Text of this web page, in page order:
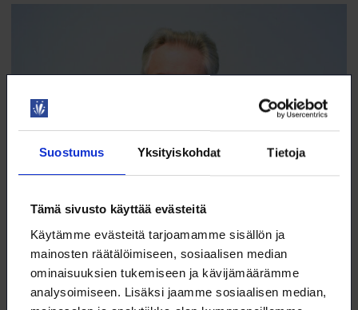
Suostumus Yksityiskohdat Tietoja
Tämä sivusto käyttää evästeitä
Käytämme evästeitä tarjoamamme sisällön ja
mainosten räätälöimiseen, sosiaalisen median
ominaisuuksien tukemiseen ja kävijämäärämme
analysoimiseen. Lisäksi jaamme sosiaalisen median,
11.12.2025 VALOKEILA
Käsitetasolta tapaustutkimukseen
Helsingin yliopiston Ruralia-instituutissa tehdään myös käsitetason
teoreettista työtä ja kehitetään metodologiaa.